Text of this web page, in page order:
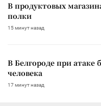
В продуктовых
полки
15 минут назад
В Белгороде при атаке
человека
17 минут назад